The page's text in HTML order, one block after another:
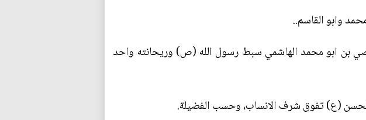
وابو القاسم..
بن ابو محمد الهاشمي سبط رسول الله (ص) وريحانته واحد
الحسن (ع) تفوق شرف الانساب، وحسب الفضيلة.